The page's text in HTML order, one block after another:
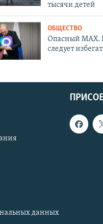
тысячи детей
ОБЩЕСТВО
Опасный MAX.
следует
данных